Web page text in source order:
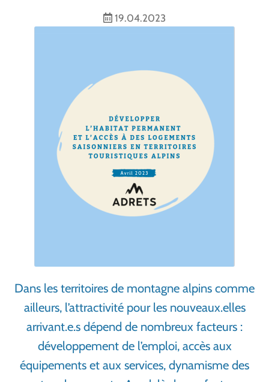
19.04.2023
Dans les territoires de montagne alpins comme
ailleurs, l’attractivité pour les nouveaux.elles
arrivant.e.s dépend de nombreux facteurs :
développement de l’emploi, accès aux
équipements et aux services, dynamisme des